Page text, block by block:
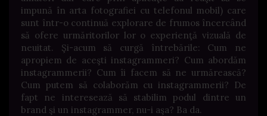
impună în arta fotografiei cu telefonul mobil) care
sunt într-o continuă explorare de frumos încercând
să ofere urmăritorilor lor o experienţă vizuală de
neuitat. Şi-acum să curgă întrebările: Cum ne
apropiem de aceşti instagrammeri? Cum abordăm
instagrammerii? Cum îi facem să ne urmărească?
Cum putem să colaborăm cu instagrammerii? De
fapt ne interesează să stabilim podul dintre un
brand şi un instagrammer, nu-i aşa? Ba da.